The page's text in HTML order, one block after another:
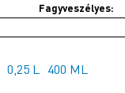
Fagyveszélyes:
0,25 L 400 ML